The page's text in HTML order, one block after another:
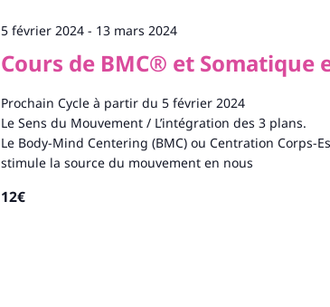
Cours de BMC® et Somatique
5 février 2024- 13 mars 2024
Prochain Cycle à partir du 5 février 2024
Le Sens du Mouvement / L’intégration des 3 plans.
Le Body-Mind Centering (BMC) ou Centration Corps-
stimule la source du mouvement en nous
12€